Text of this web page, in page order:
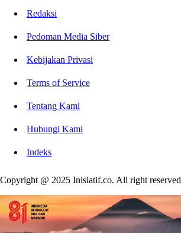
Redaksi
Pedoman Media Siber
Kebijakan Privasi
Terms of Service
Tentang Kami
Hubungi Kami
Indeks
Copyright @ 2025 Inisiatif.co. All right reserved